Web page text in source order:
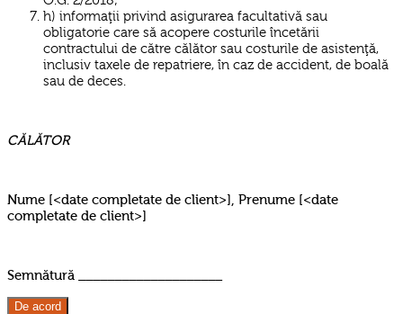
h) informaţii privind asigurarea facultativă sau
obligatorie care să acopere costurile încetării
contractului de către călător sau costurile de asistenţă,
inclusiv taxele de repatriere, în caz de accident, de boală
sau de deces.
CĂLĂTOR
Nume [<date completate de client>], Prenume [<date
completate de client>]
Semnătură ____________________
De acord